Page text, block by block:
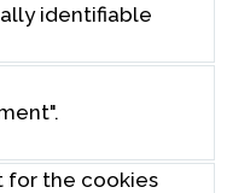
identifiable
for the cookies